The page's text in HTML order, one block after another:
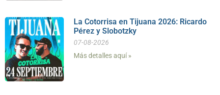
La Cotorrisa en Tijuana 2026: Ricardo
Pérez y Slobotzky
07-08-2026
Más detalles aquí »